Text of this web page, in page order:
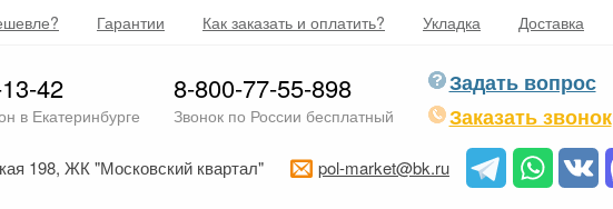
Гарантии Как заказать и оплатить? Укладка Доставка
42
в Екатеринбурге
8-800-77-55-898
Звонок по России бесплатный
Задать вопрос
Заказать звонок
198, ЖК "Московский квартал" pol-market@bk.ru